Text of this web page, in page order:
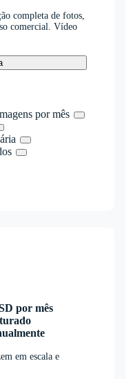
completa de fotos,
comercial. Vídeo
por mês
por mês
em escala e